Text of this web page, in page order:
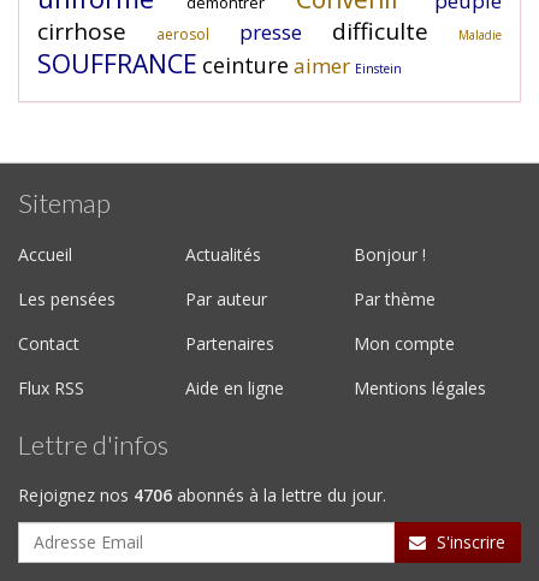
cirrhose aerosol presse difficulte Maladie
SOUFFRANCE ceinture aimer Einstein
Sitemap
Accueil Actualités
Bonjour !
Les pensées
Par auteur
Par thème
Contact
Partenaires
Mon compte
Flux RSS
Aide en ligne Mentions légales
Lettre d'infos
Rejoignez nos 4706 abonnés à la lettre du jour.
S'inscrire